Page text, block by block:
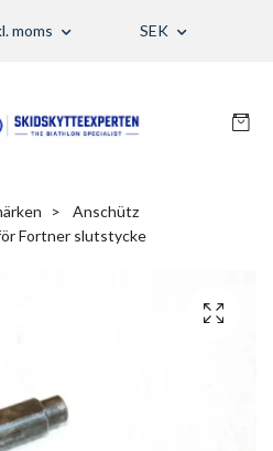
moms SEK
Anschütz
Fortner slutstycke